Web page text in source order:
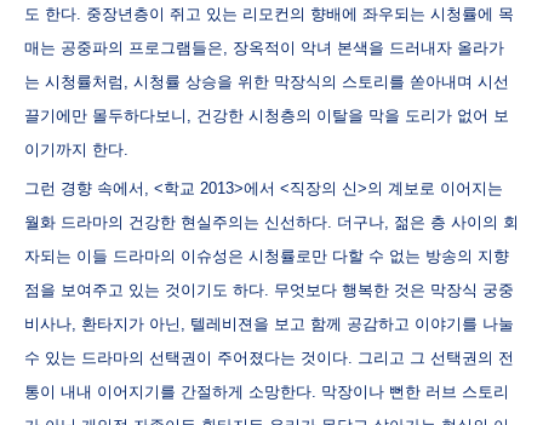
도 한다. 중장년층이 쥐고 있는 리모컨의 향배에 좌우되는 시청률에 목
매는 공중파의 프로그램들은, 장옥적이 악녀 본색을 드러내자 올라가
는 시청률처럼, 시청률 상승을 위한 막장식의 스토리를 쏟아내며 시선
끌기에만 몰두하다보니, 건강한 시청층의 이탈을 막을 도리가 없어 보
이기까지 한다.
그런 경향 속에서, <학교 2013>에서 <직장의 신>의 계보로 이어지는
월화 드라마의 건강한 현실주의는 신선하다. 더구나, 젊은 층 사이의 회
자되는 이들 드라마의 이슈성은 시청률로만 다할 수 없는 방송의 지향
점을 보여주고 있는 것이기도 하다. 무엇보다 행복한 것은 막장식 궁중
비사나, 환타지가 아닌, 텔레비젼을 보고 함께 공감하고 이야기를 나눌
수 있는 드라마의 선택권이 주어졌다는 것이다. 그리고 그 선택권의 전
통이 내내 이어지기를 간절하게 소망한다. 막장이나 뻔한 러브 스토리